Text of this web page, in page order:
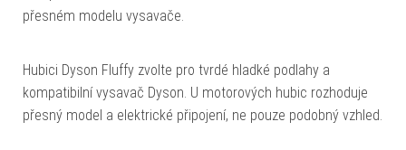
přesném modelu vysavače.
Hubici Dyson Fluffy zvolte pro tvrdé hladké podlahy a
kompatibilní vysavač Dyson. U motorových hubic rozhoduje
přesný model a elektrické připojení, ne pouze podobný vzhled.